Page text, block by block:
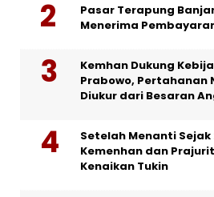
Pasar Terapung
Menerima
Kemhan Dukung
Prabowo, Pertahanan
Diukur dari Besaran
Setelah Menanti Sejak
Kemenhan dan
Kenaikan Tukin